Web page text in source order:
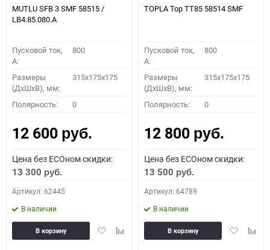
ПОДОБРАТЬ
Как определить полярность?
0 - обратная 1 - прямая 3 - обратная 4 - прямая
MUTLU SFB 3 SMF 58515 /
LB4.85.080.A
Пусковой ток,
A:
800
Размеры
(ДхШхВ), мм:
315x175x175
Полярность: 0
12 600 руб.
Цена без ECOном скидки:
13 300 руб.
Артикул: 62445
В наличии
ДобавитьДобавить
В корзину
TOPLA Top TT85 58514 SMF
Пусковой ток,
A:
800
Размеры
(ДхШхВ), мм:
315x175x175
Полярность: 0
12 800 руб.
Цена без ECOном скидки:
13 500 руб.
Артикул: 64789
В наличии
Добавить
В корзину